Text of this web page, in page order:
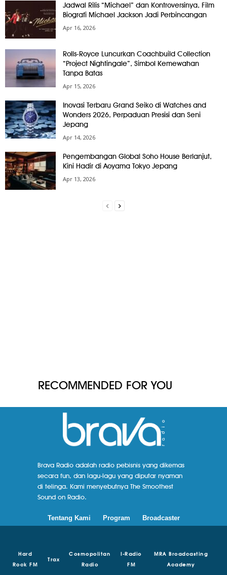
Jadwal Rilis “Michael” dan Kontroversinya, Film
Biografi Michael Jackson Jadi Perbincangan
Apr 16, 2026
Rolls-Royce Luncurkan Coachbuild Collection
“Project Nightingale”, Simbol Kemewahan
Tanpa Batas
Apr 15, 2026
Inovasi Terbaru Grand Seiko di Watches and
Wonders 2026, Perpaduan Presisi dan Seni
Jepang
Apr 14, 2026
Pengembangan Global Soho House Berlanjut,
Kini Hadir di Aoyama Tokyo Jepang
Apr 13, 2026
RECOMMENDED FOR YOU
Brava Radio adalah radio pebisnis yang dikemas
secara fun, dan lagu-lagu yang diputar nyaman
di telinga. Kami menyebutnya The Smoothest
Sound on Radio.
Tentang Kami Program Broadcaster
Hard
Rock FM
Trax
Cosmopolitan
Radio
I-Radio
FM
MRA Broadcasting
Academy